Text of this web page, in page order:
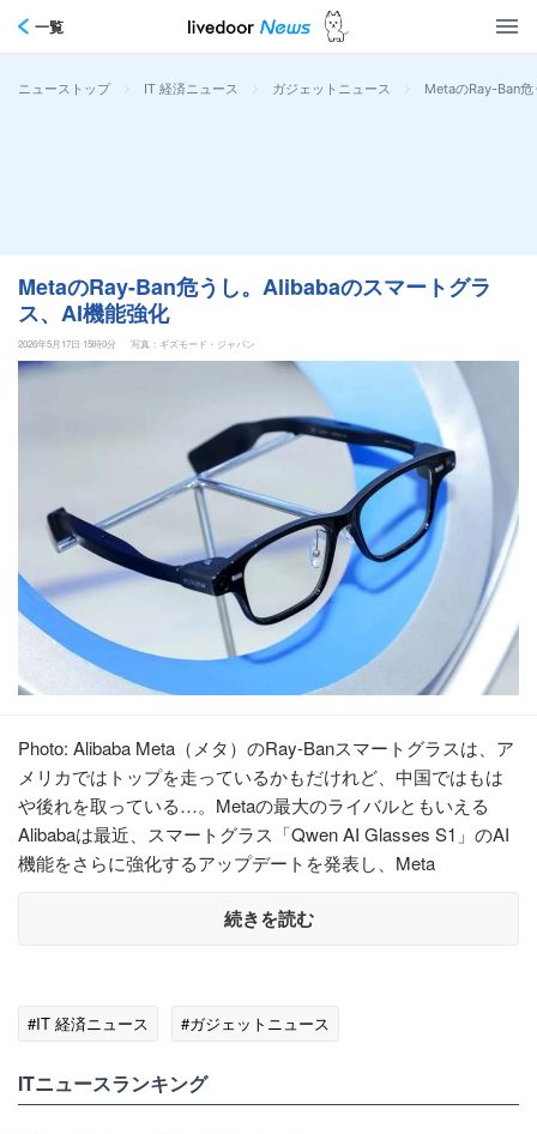
一覧
ニューストップ > IT 経済ニュース > ガジェットニュース > MetaのRay-Ban
MetaのRay-Ban危うし。Alibabaのスマートグラ
ス、AI機能強化
2026年5月17日 15時0分 写真：ギズモード・ジャパン
Photo: Alibaba Meta（メタ）のRay-Banスマートグラスは、ア
メリカではトップを走っているかもだけれど、中国ではもは
や後れを取っている…。Metaの最大のライバルともいえる
Alibabaは最近、スマートグラス「Qwen AI Glasses S1」のAI
機能をさらに強化するアップデートを発表し、Meta
続きを読む
#IT 経済ニュース #ガジェットニュース
ITニュースランキング